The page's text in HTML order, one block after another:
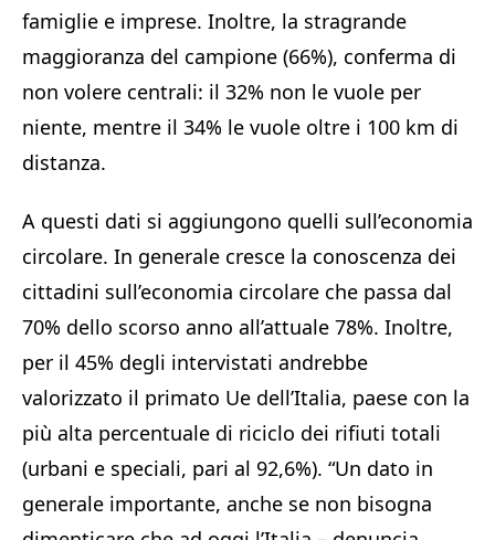
famiglie e imprese. Inoltre, la stragrande
maggioranza del campione (66%), conferma di
non volere centrali: il 32% non le vuole per
niente, mentre il 34% le vuole oltre i 100 km di
distanza.
A questi dati si aggiungono quelli sull’economia
circolare. In generale cresce la conoscenza dei
cittadini sull’economia circolare che passa dal
70% dello scorso anno all’attuale 78%. Inoltre,
per il 45% degli intervistati andrebbe
valorizzato il primato Ue dell’Italia, paese con la
più alta percentuale di riciclo dei rifiuti totali
(urbani e speciali, pari al 92,6%). “Un dato in
generale importante, anche se non bisogna